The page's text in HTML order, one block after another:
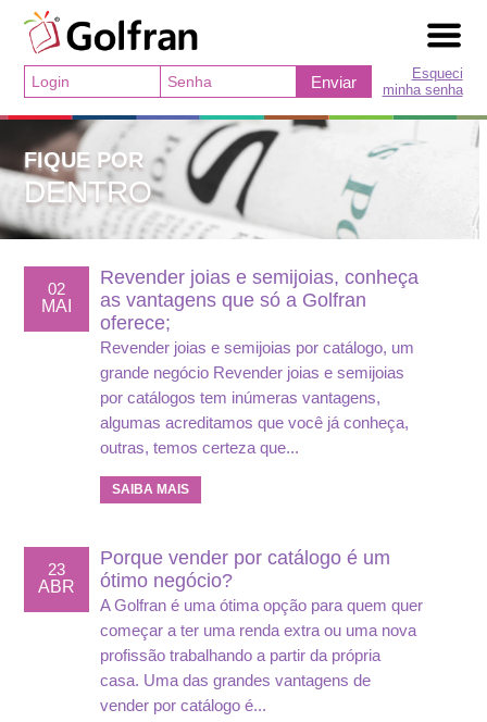
Enviar
Esqueci
minha senha
FIQUE POR
DENTRO
02
MAI
Revender joias e semijoias, conheça
as vantagens que só a Golfran
oferece;
Revender joias e semijoias por catálogo, um
grande negócio Revender joias e semijoias
por catálogos tem inúmeras vantagens,
algumas acreditamos que você já conheça,
outras, temos certeza que...
SAIBA MAIS
23
ABR
Porque vender por catálogo é um
ótimo negócio?
A Golfran é uma ótima opção para quem quer
começar a ter uma renda extra ou uma nova
profissão trabalhando a partir da própria
casa. Uma das grandes vantagens de
vender por catálogo é...